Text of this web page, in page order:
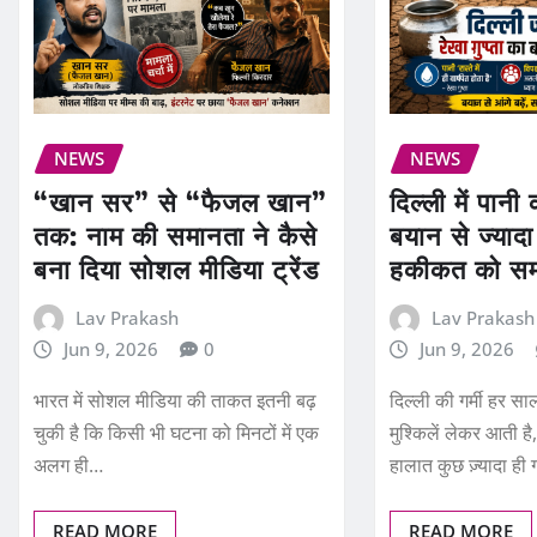
NEWS
“खान सर” से “फैजल खान”
तक: नाम की समानता ने कैसे
बना दिया सोशल मीडिया ट्रेंड
Lav Prakash
Jun 9, 2026
0
भारत में सोशल मीडिया की ताकत इतनी बढ़
चुकी है कि किसी भी घटना को मिनटों में एक
अलग ही…
READ MORE
NEWS
दिल्ली में
बयान से
हकीकत को
Lav Prakash
Jun 9, 2026
दिल्ली की गर्मी हर
मुश्किलें लेकर आती
हालात कुछ ज़्यादा ही
READ MORE